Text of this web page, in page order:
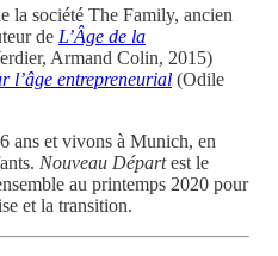
la société The Family, ancien
de L’Âge de la
Armand Colin, 2015)
l’âge entrepreneurial (Odile
ans et vivons à Munich, en
Nouveau Départest le
au printemps 2020 pour
et la transition.